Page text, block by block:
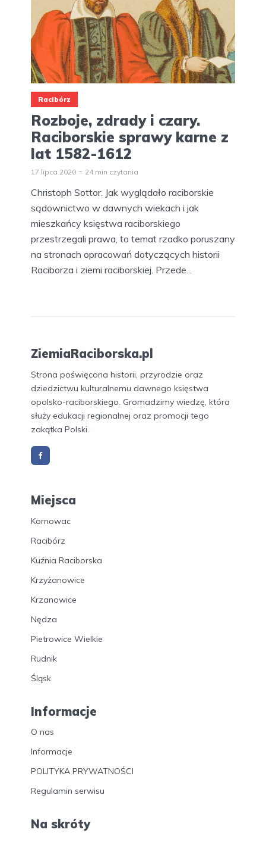
Racibórz
Rozboje, zdrady i czary.
Raciborskie sprawy karne z
lat 1582-1612
17 lipca 2020 24 min czytania
Christoph Sottor. Jak wyglądało raciborskie
sądownictwo w dawnych wiekach i jak
mieszkańcy księstwa raciborskiego
przestrzegali prawa, to temat rzadko poruszany
na stronach opracowań dotyczących historii
Raciborza i ziemi raciborskiej. Przede...
ZiemiaRaciborska.pl
Strona poświęcona historii, przyrodzie oraz
dziedzictwu kulturalnemu dawnego księstwa
opolsko-raciborskiego. Gromadzimy wiedzę, która
służy edukacji regionalnej oraz promocji tego
zakątka Polski.
Miejsca
Kornowac
Racibórz
Kuźnia Raciborska
Krzyżanowice
Krzanowice
Nędza
Pietrowice Wielkie
Rudnik
Śląsk
Informacje
O nas
Informacje
POLITYKA PRYWATNOŚCI
Regulamin serwisu
Na skróty